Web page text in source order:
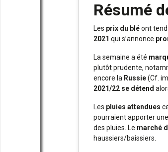
Résumé
Les prix du bléont
2021 qui s’annonce
La semaine a été
plutôt prudente,
encore la Russie(Cf.
2021/22 se détend
Les pluies attendues
pourraient apporter une
des pluies. Le marché
haussiers/baissiers.